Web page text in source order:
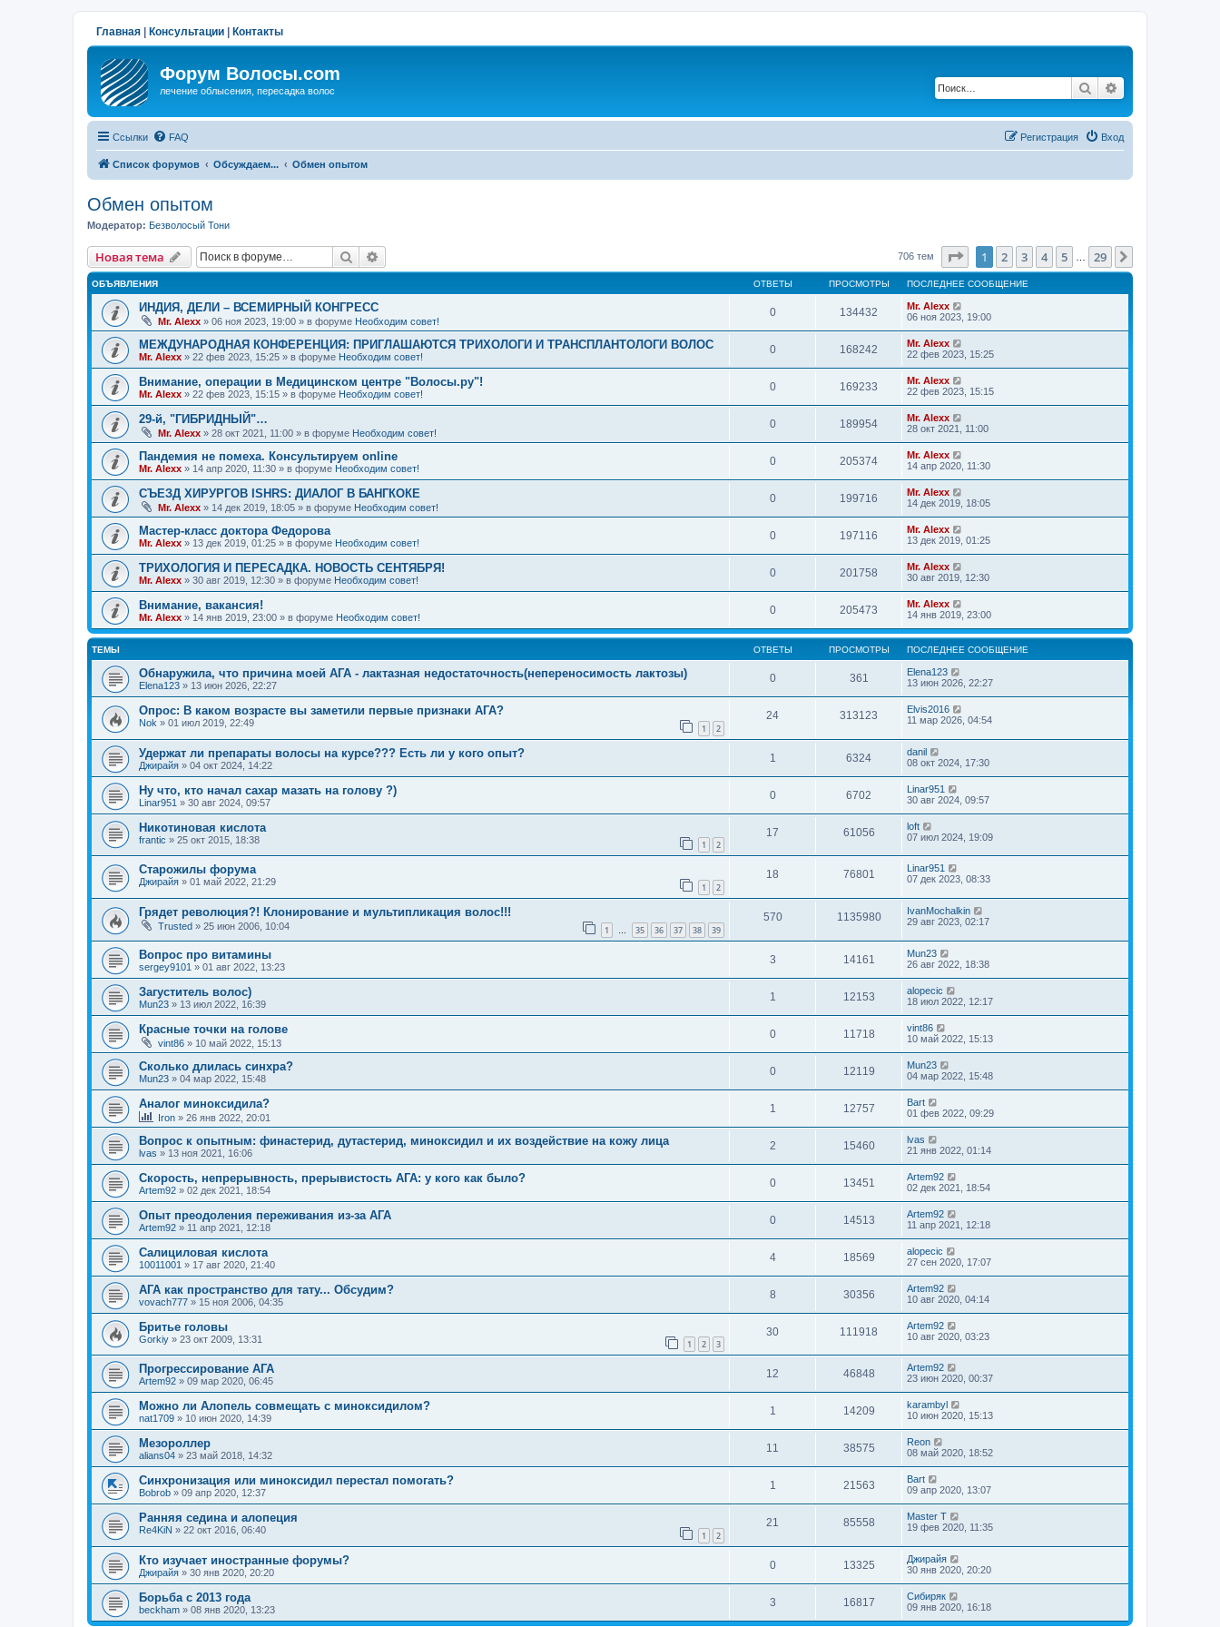
Главная Консультации Контакты
Форум Волосы.com
лечение облысения, пересадка волос Поиск
Ссылки FAQ Вход
Регистрация
Список форумов Обсуждаем... Обмен опытом
Обмен опытом
Модератор: Безволосый Тони
Новая тема Поиск 706 тем Страница1 из 29
1 2 3 4 5 29
ОБЪЯВЛЕНИЯ ОТВЕТЫ ПРОСМОТРЫ ПОСЛЕДНЕЕ СООБЩЕНИЕ
ИНДИЯ, ДЕЛИ – ВСЕМИРНЫЙ КОНГРЕСС
Mr. Alexx » 06 ноя 2023, 19:00 » в форуме Необходим совет!
0 134432
Mr. Alexx
06 ноя 2023, 19:00
МЕЖДУНАРОДНАЯ КОНФЕРЕНЦИЯ: ПРИГЛАШАЮТСЯ ТРИХОЛОГИ И ТРАНСПЛАНТОЛОГИ ВОЛОС
Mr. Alexx » 22 фев 2023, 15:25 » в форуме Необходим совет!
0 168242
Mr. Alexx
22 фев 2023, 15:25
Внимание, операции в Медицинском центре "Волосы.ру"!
Mr. Alexx » 22 фев 2023, 15:15 » в форуме Необходим совет!
0 169233
Mr. Alexx
22 фев 2023, 15:15
29-й, "ГИБРИДНЫЙ"…
Mr. Alexx » 28 окт 2021, 11:00 » в форуме Необходим совет!
0 189954
Mr. Alexx
28 окт 2021, 11:00
Пандемия не помеха. Консультируем online
Mr. Alexx » 14 апр 2020, 11:30 » в форуме Необходим совет!
0 205374
Mr. Alexx
14 апр 2020, 11:30
СЪЕЗД ХИРУРГОВ ISHRS: ДИАЛОГ В БАНГКОКЕ
Mr. Alexx » 14 дек 2019, 18:05 » в форуме Необходим совет!
0 199716
Mr. Alexx
14 дек 2019, 18:05
Мастер-класс доктора Федорова
Mr. Alexx » 13 дек 2019, 01:25 » в форуме Необходим совет!
0 197116
Mr. Alexx
13 дек 2019, 01:25
ТРИХОЛОГИЯ И ПЕРЕСАДКА. НОВОСТЬ СЕНТЯБРЯ!
Mr. Alexx » 30 авг 2019, 12:30 » в форуме Необходим совет!
0 201758
Mr. Alexx
30 авг 2019, 12:30
Внимание, вакансия!
Mr. Alexx » 14 янв 2019, 23:00 » в форуме Необходим совет!
0 205473
Mr. Alexx
14 янв 2019, 23:00
ТЕМЫ ОТВЕТЫ ПРОСМОТРЫ ПОСЛЕДНЕЕ СООБЩЕНИЕ
Обнаружила, что причина моей АГА - лактазная недостаточность(непереносимость лактозы)
Elena123 » 13 июн 2026, 22:27
0 361
Elena123
13 июн 2026, 22:27
Опрос: В каком возрасте вы заметили первые признаки АГА?
Nok » 01 июл 2019, 22:49 1 2
24 313123
Elvis2016
11 мар 2026, 04:54
Удержат ли препараты волосы на курсе??? Есть ли у кого опыт?
Джирайя » 04 окт 2024, 14:22
1 6324
danil
08 окт 2024, 17:30
Ну что, кто начал сахар мазать на голову ?)
Linar951 » 30 авг 2024, 09:57
0 6702
Linar951
30 авг 2024, 09:57
Никотиновая кислота
frantic » 25 окт 2015, 18:38 1 2
17 61056
loft
07 июл 2024, 19:09
Старожилы форума
Джирайя » 01 май 2022, 21:29 1 2
18 76801
Linar951
07 дек 2023, 08:33
Грядет революция?! Клонирование и мультипликация волос!!!
Trusted » 25 июн 2006, 10:04 1 … 35 36 37 38 39
570 1135980
IvanMochalkin
29 авг 2023, 02:17
Вопрос про витамины
sergey9101 » 01 авг 2022, 13:23
3 14161
Mun23
26 авг 2022, 18:38
Загуститель волос)
Mun23 » 13 июл 2022, 16:39
1 12153
alopecic
18 июл 2022, 12:17
Красные точки на голове
vint86 » 10 май 2022, 15:13
0 11718
vint86
10 май 2022, 15:13
Сколько длилась синхра?
Mun23 » 04 мар 2022, 15:48
0 12119
Mun23
04 мар 2022, 15:48
Аналог миноксидила?
Iron » 26 янв 2022, 20:01
1 12757
Bart
01 фев 2022, 09:29
Вопрос к опытным: финастерид, дутастерид, миноксидил и их воздействие на кожу лица
lvas » 13 ноя 2021, 16:06
2 15460
lvas
21 янв 2022, 01:14
Скорость, непрерывность, прерывистость АГА: у кого как было?
Artem92 » 02 дек 2021, 18:54
0 13451
Artem92
02 дек 2021, 18:54
Опыт преодоления переживания из-за АГА
Artem92 » 11 апр 2021, 12:18
0 14513
Artem92
11 апр 2021, 12:18
Салициловая кислота
10011001 » 17 авг 2020, 21:40
4 18569
alopecic
27 сен 2020, 17:07
АГА как пространство для тату... Обсудим?
vovach777 » 15 ноя 2006, 04:35
8 30356
Artem92
10 авг 2020, 04:14
Бритье головы
Gorkiy » 23 окт 2009, 13:31 1 2 3
30 111918
Artem92
10 авг 2020, 03:23
Прогрессирование АГА
Artem92 » 09 мар 2020, 06:45
12 46848
Artem92
23 июн 2020, 00:37
Можно ли Алопель совмещать с миноксидилом?
nat1709 » 10 июн 2020, 14:39
1 14209
karambyl
10 июн 2020, 15:13
Мезороллер
alians04 » 23 май 2018, 14:32
11 38575
Reon
08 май 2020, 18:52
Синхронизация или миноксидил перестал помогать?
Bobrob » 09 апр 2020, 12:37
1 21563
Bart
09 апр 2020, 13:07
Ранняя седина и алопеция
Re4KiN » 22 окт 2016, 06:40 1 2
21 85558
Master T
19 фев 2020, 11:35
Кто изучает иностранные форумы?
Джирайя » 30 янв 2020, 20:20
0 13325
Джирайя
30 янв 2020, 20:20
Борьба с 2013 года
beckham » 08 янв 2020, 13:23
3 16817
Сибиряк
09 янв 2020, 16:18